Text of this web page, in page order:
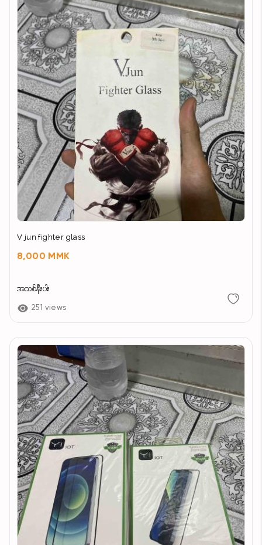
V jun fighter glass
8,000 MMK
အသစ်နီးပါး
251 views